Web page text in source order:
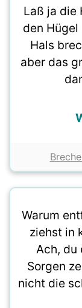
Laß ja die
den
Hals
aber das
Warum
ziehst in
Ach, du
Sorgen
nicht die